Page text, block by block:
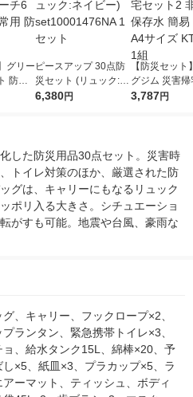
グリー
防災
非常
ピースアップ 30点防
災セット (リュック:ネ
イビー) set10001476
6,380円
【防災セット
グジム 災害
ト2 非常食 保
3,787円
した防災用品30点セット。災害時
トイレ対策のほか、厳選された防
グは、キャリーにもなるリュック
ポリ入る大きさ。シチュエーショ
がすも可能。地震や台風、豪雨な
、キャリー、フックロープ×2、
ランタン、緊急携帯トイレ×3、
ョ、給水タンク15L、綿棒×20、予
×5、紙皿×3、プラカップ×5、ラ
アーマット、ティッシュ、ボディ